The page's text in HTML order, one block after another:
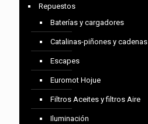
Repuestos
Baterías y cargadores
Catalinas-piñones y cadenas
Escapes
Euromot Hojue
Filtros Aceites y filtros Aire
Iluminación